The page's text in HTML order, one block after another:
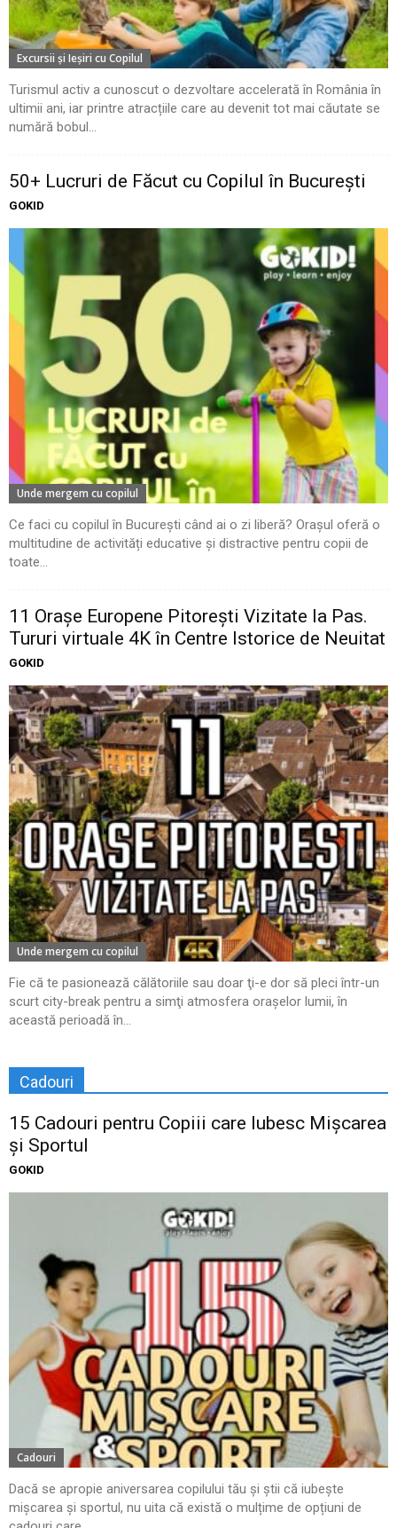
Excursii şi Ieşiri cu Copilul
Turismul activ a cunoscut o dezvoltare accelerată în România în
ultimii ani, iar printre atracțiile care au devenit tot mai căutate se
numără bobul...
50+ Lucruri de Făcut cu Copilul în București
GOKID
Unde mergem cu copilul
Ce faci cu copilul în București când ai o zi liberă? Orașul oferă o
multitudine de activități educative și distractive pentru copii de
toate...
11 Oraşe Europene Pitoreşti Vizitate la Pas.
Tururi virtuale 4K în Centre Istorice de Neuitat
GOKID
Unde mergem cu copilul
Fie că te pasionează călătoriile sau doar ţi-e dor să pleci într-un
scurt city-break pentru a simţi atmosfera oraşelor lumii, în
această perioadă în...
Cadouri
15 Cadouri pentru Copiii care Iubesc Mișcarea
și Sportul
GOKID
Cadouri
Dacă se apropie aniversarea copilului tău și știi că iubește
mișcarea și sportul, nu uita că există o mulțime de opțiuni de